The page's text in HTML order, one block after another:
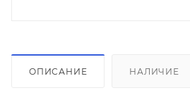
ОПИСАНИЕ НАЛИЧИЕ